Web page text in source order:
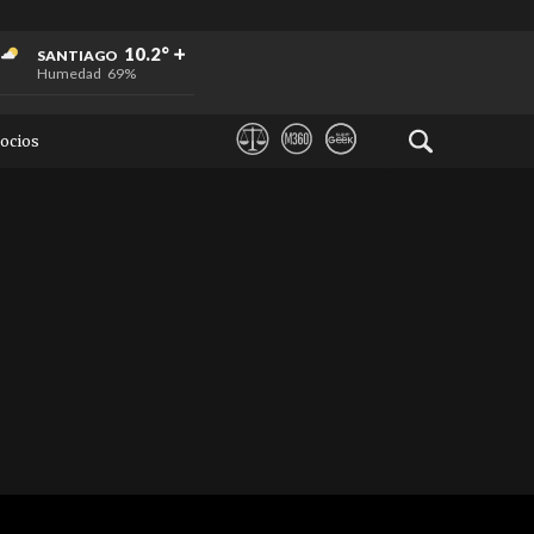
SANTIAGO 10.2°
Humedad 69%
+
+
+